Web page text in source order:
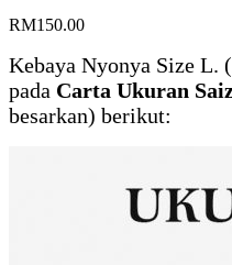
RM150.00
Kebaya Nyonya Size L.
pada Carta Ukuran
besarkan) berikut: